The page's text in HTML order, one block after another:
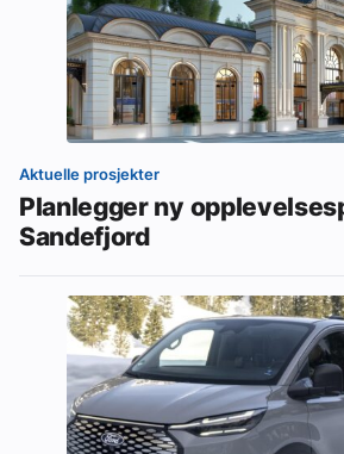
Aktuelle prosjekter
Planlegger ny
Sandefjord